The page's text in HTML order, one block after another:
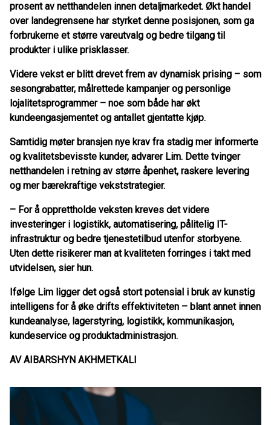
prosent av netthandelen innen detaljmarkedet. Økt handel
over landegrensene har styrket denne posisjonen, som ga
forbrukerne et større vareutvalg og bedre tilgang til
produkter i ulike prisklasser.
Videre vekst er blitt drevet frem av dynamisk prising – som
sesongrabatter, målrettede kampanjer og personlige
lojalitetsprogrammer – noe som både har økt
kundeengasjementet og antallet gjentatte kjøp.
Samtidig møter bransjen nye krav fra stadig mer informerte
og kvalitetsbevisste kunder, advarer Lim. Dette tvinger
netthandelen i retning av større åpenhet, raskere levering
og mer bærekraftige vekststrategier.
– For å opprettholde veksten kreves det videre
investeringer i logistikk, automatisering, pålitelig IT-
infrastruktur og bedre tjenestetilbud utenfor storbyene.
Uten dette risikerer man at kvaliteten forringes i takt med
utvidelsen, sier hun.
Ifølge Lim ligger det også stort potensial i bruk av kunstig
intelligens for å øke drifts effektiviteten – blant annet innen
kundeanalyse, lagerstyring, logistikk, kommunikasjon,
kundeservice og produktadministrasjon.
AV AIBARSHYN AKHMETKALI